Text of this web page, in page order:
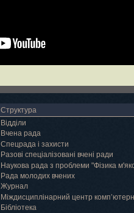
Структура
Відділи
Вчена рада
Спецрада і захисти
Разові спеціалізовані вчені ради
Наукова рада з проблеми "Фізика
Рада молодих вчених
Журнал
Міждисциплінарний центр
Бібліотека